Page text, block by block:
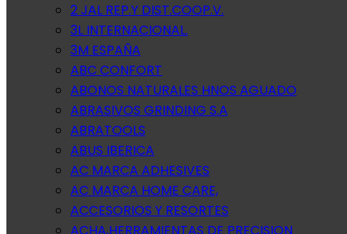
2 JAL REP.Y DIST.COOP.V.
3L INTERNACIONAL.
3M ESPAÑA
ABC CONFORT
ABONOS NATURALES HNOS AGUADO
ABRASIVOS GRINDING S.A
ABRATOOLS
ABUS IBERICA
AC MARCA ADHESIVES
AC MARCA HOME CARE,
ACCESORIOS Y RESORTES